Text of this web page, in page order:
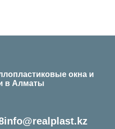
окна и
в Алматы
info@realplast.kz